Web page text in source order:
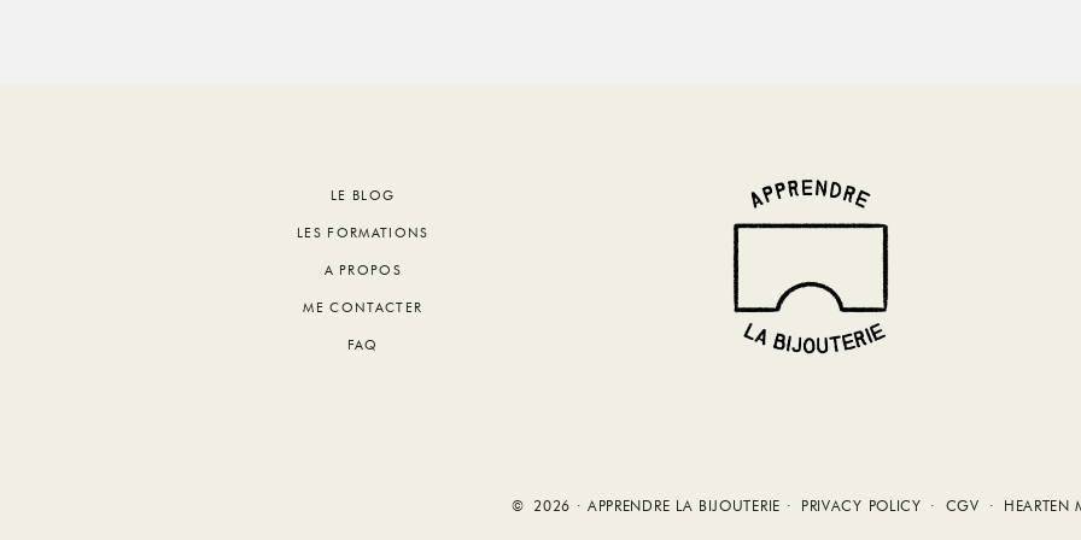
LE BLOG
LES FORMATIONS
A PROPOS
ME CONTACTER
FAQ
© 2026 · APPRENDRE LA BIJOUTERIE · PRIVACY POLICY · CGV · HEARTEN